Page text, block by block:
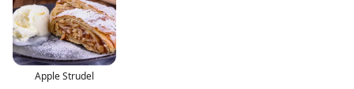
Apple Strudel